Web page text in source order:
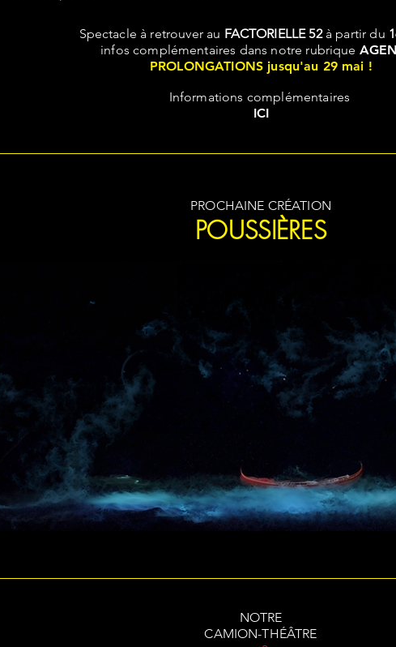
Spectacle à retrouver au FACTORIELLE 52à partir du
infos complémentaires dans notre rubrique
PROLONGATIONS jusqu'au 29 mai !
Informations complémentaires
ICI
PROCHAINE CRÉATION
POUSSIÈRES
NOTRE
CAMION-THÉÂTRE